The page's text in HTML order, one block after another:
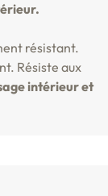
résistant.
Résiste aux
intérieur et